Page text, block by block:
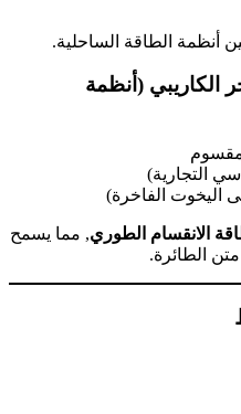
أنظمة الطاقة الساحلية.
الكاريبي (أنظمة
الانقسام الطوري, مما يسمح